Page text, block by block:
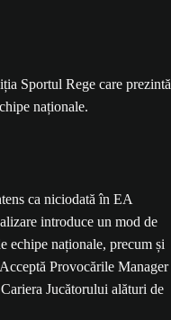
ca niciodată în EA
introduce un mod de
echipe naționale, precum și
Provocările Manager
Jucătorului alături de